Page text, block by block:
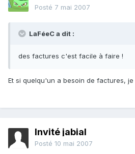
Posté 7 mai 2007
LaFéeC a dit :
des factures c'est facile à faire !
Et si quelqu'un a besoin de factures,
Invité jabial
Posté 10 mai 2007